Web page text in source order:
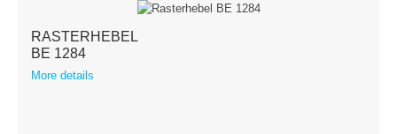
RASTERHEBEL
BE 1284
More details